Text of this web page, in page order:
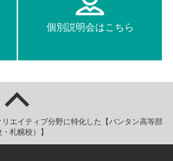
個別説明会はこちら
エイティブ分野に特化した【バンタン高等部
札幌校）】